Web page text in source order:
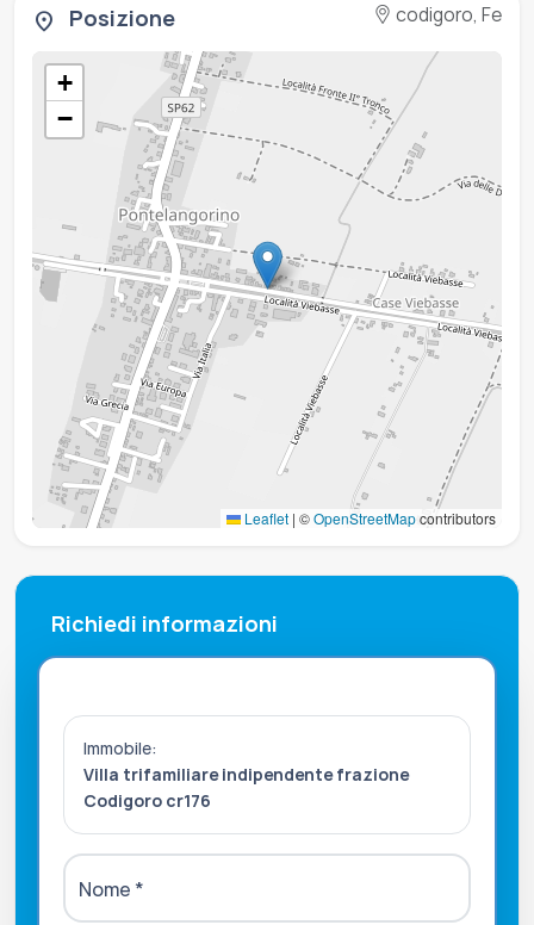
location_on Posizione codigoro, Fe
+
−
Leaflet | ©OpenStreetMapcontributors
Richiedi informazioni
Immobile:
Villa trifamiliare indipendente frazione
Codigoro cr176
Nome *